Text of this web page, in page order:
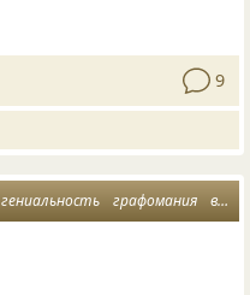
9
гениальность графомания вероятность